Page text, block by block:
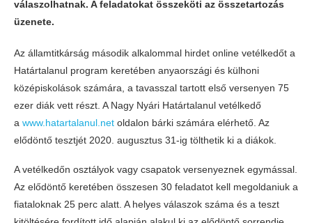
válaszolhatnak. A feladatokat összeköti az összetartozás
üzenete.
Az államtitkárság második alkalommal hirdet online vetélkedőt a
Határtalanul program keretében anyaországi és külhoni
középiskolások számára, a tavasszal tartott első versenyen 75
ezer diák vett részt. A Nagy Nyári Határtalanul vetélkedő
a www.hatartalanul.net oldalon bárki számára elérhető. Az
elődöntő tesztjét 2020. augusztus 31-ig tölthetik ki a diákok.
A vetélkedőn osztályok vagy csapatok versenyeznek egymással.
Az elődöntő keretében összesen 30 feladatot kell megoldaniuk a
fiataloknak 25 perc alatt. A helyes válaszok száma és a teszt